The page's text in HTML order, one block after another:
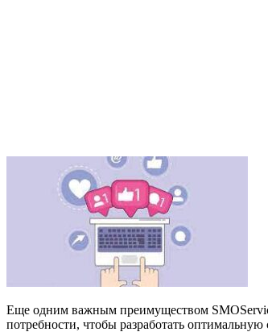
Еще одним важным преимуществом
потребности, чтобы разработать